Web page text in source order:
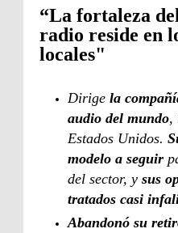
“La fortaleza
radio reside en
locales"
Dirige la
audio del mundo,
Estados Unidos.
modelo a seguir
del sector, y sus
tratados casi
Abandonó su